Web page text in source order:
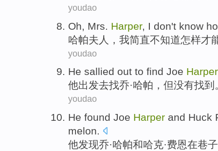
youdao
Oh, Mrs. Harper, I don't know
哈帕夫人 ， 我简直不知道怎样才
youdao
He sallied out to find Joe Harper
他出发去找乔·哈帕， 但没有找到
youdao
He found Joe Harper and Huck
melon.
他发现乔·哈帕和哈克·费恩在巷子